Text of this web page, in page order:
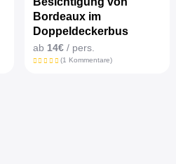
Bordeaux im
Doppeldeckerbus
ab 14€/ pers.
(1 Kommentare)